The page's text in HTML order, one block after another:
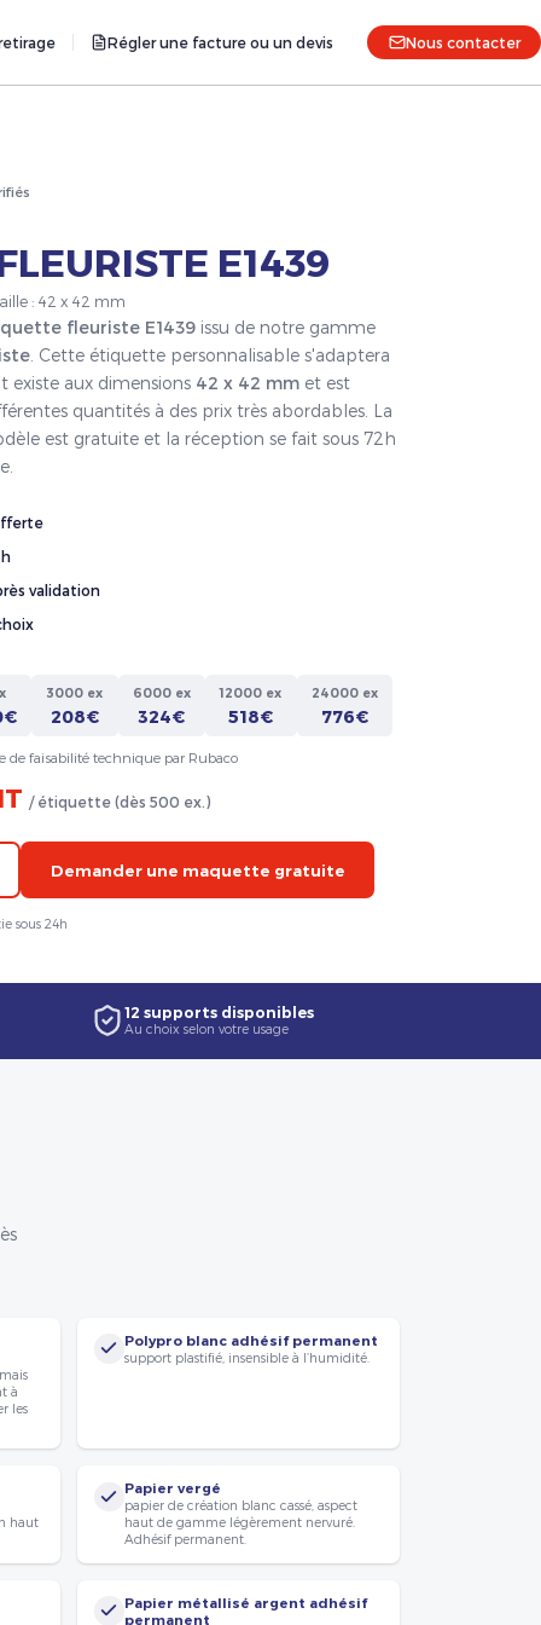
Régler une facture ou un devis Nous contacter
E1439
: 42 x 42 mm
fleuriste E1439 issu de notre gamme
. Cette étiquette personnalisable s'adaptera
existe aux dimensions 42 x 42 mm et est
quantités à des prix très abordables. La
est gratuite et la réception se fait sous 72h
validation
3000 ex
208€
6000 ex
324€
12000 ex
518€
24000 ex
776€
de faisabilité technique par Rubaco
/ étiquette (dès 500 ex.)
Demander une maquette gratuite
sous 24h
12 supports disponibles
Au choix selon votre usage
à
les
Polypro blanc adhésif permanent
support plastifié, insensible à l’humidité.
haut
Papier vergé
papier de création blanc cassé, aspect
haut de gamme légèrement nervuré.
Adhésif permanent.
Papier métallisé argent adhésif
permanent